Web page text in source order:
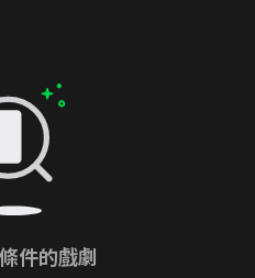
件的戲劇